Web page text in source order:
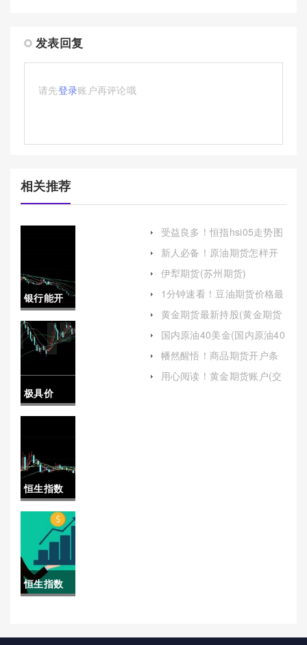
发表回复
请先登录账户再评论哦
相关推荐
银行能开
通国际期
货吗(银行
能开通国
际期货吗
极具价
值！国内
开户（流
程、要求
与注意事
项）
恒生指数
有底吗(恒
生指数见
底了吗)
恒生指数
数(恒生指
受益良多！恒指hsi05走势图
新人必备！原油期货怎样开
油期货市场）
伊犁期货(苏州期货)
1分钟速看！豆油期货价格最
和技术指标的变化）
黄金期货最新持股(黄金期货
国内原油40美金(国内原油40
幡然醒悟！商品期货开户条
资者做好充分准备）
用心阅读！黄金期货账户(交